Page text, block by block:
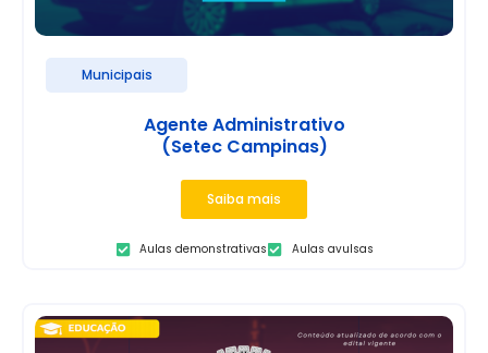
Municipais
Agente Administrativo
(Setec Campinas)
Saiba mais
Aulas demonstrativas Aulas avulsas